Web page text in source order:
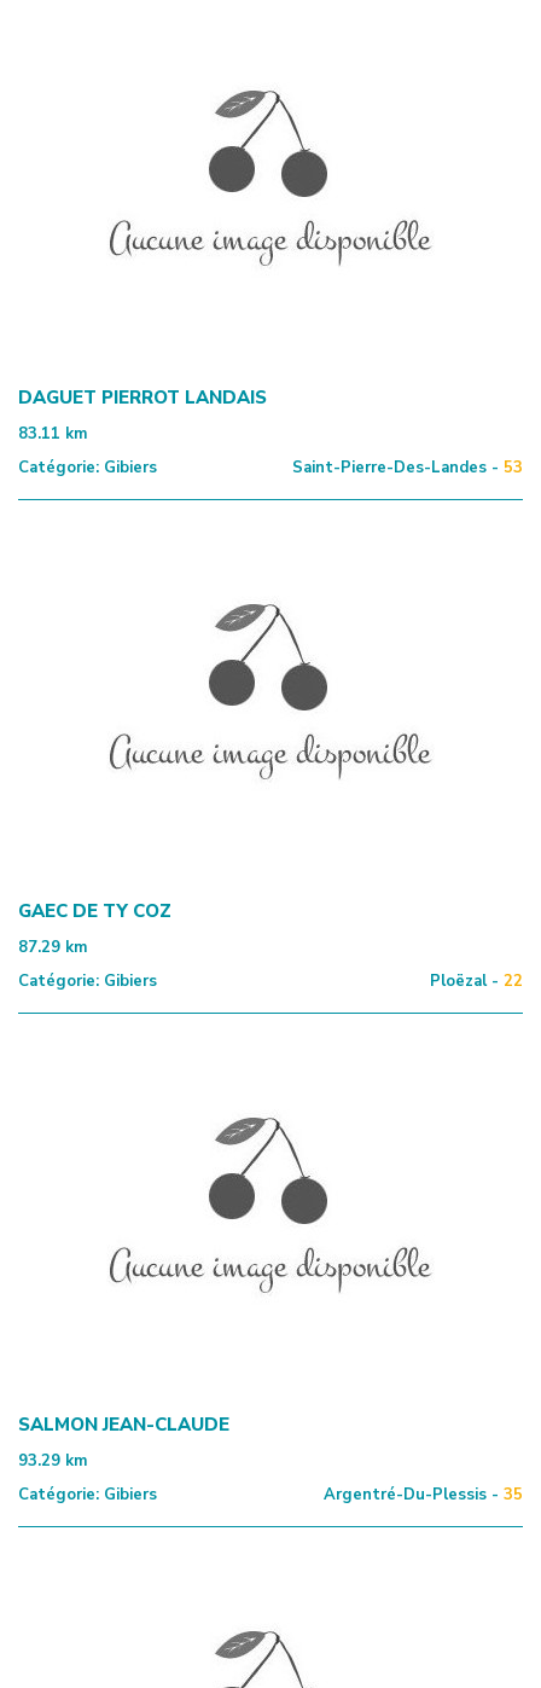
DAGUET PIERROT LANDAIS
83.11 km
Catégorie: Gibiers Saint-Pierre-Des-Landes - 53
GAEC DE TY COZ
87.29 km
Catégorie: Gibiers Ploëzal - 22
SALMON JEAN-CLAUDE
93.29 km
Catégorie: Gibiers Argentré-Du-Plessis - 35